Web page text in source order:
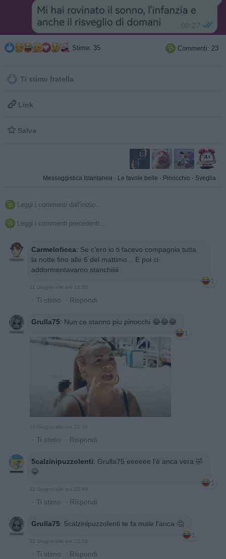
Stime: 35  Commenti: 23
Ti stimo fratella
 Link
 Salva
Messaggistica Istantanea · Le favole belle · Pinocchio · Sveglia
 Leggi i commenti dall'inizio...
 Leggi i commenti precedenti...
Carmeloficca: Se c'ero io ti facevo compagnia tutta
la notte fino alle 6 del mattimo... E poi ci
addormentavamo stanchiiiii
1
11 Giugno alle ore 13:35
· Ti stimo · Rispondi
Grulla75: Nun ce stanno piu pinocchi 😂😂😂
1
11 Giugno alle ore 22:18
· Ti stimo · Rispondi
5calzinipuzzolenti: Grulla75 eeeeee l'è anca vera 🤣
😂
1
11 Giugno alle ore 22:49
· Ti stimo · Rispondi
Grulla75: 5calzinipuzzolenti te fa male l'anca 🤔
1
11 Giugno alle ore 22:53
· Ti stimo · Rispondi